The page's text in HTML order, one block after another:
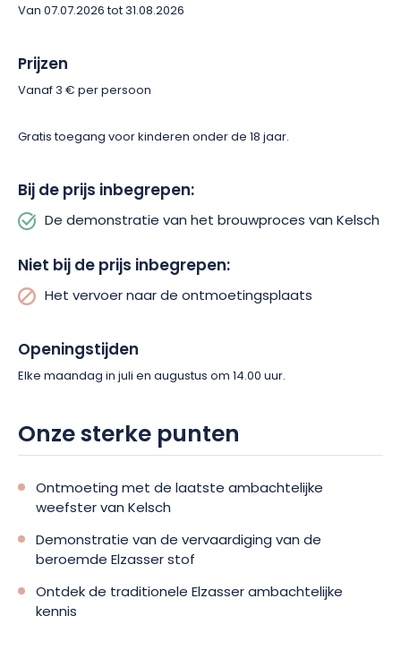
Van 07.07.2026 tot 31.08.2026
Prijzen
Vanaf 3 € per persoon
Gratis toegang voor kinderen onder de 18 jaar.
Bij de prijs inbegrepen:
De demonstratie van het brouwproces van Kelsch
Niet bij de prijs inbegrepen:
Het vervoer naar de ontmoetingsplaats
Openingstijden
Elke maandag in juli en augustus om 14.00 uur.
Onze sterke punten
Ontmoeting met de laatste ambachtelijke
weefster van Kelsch
Demonstratie van de vervaardiging van de
beroemde Elzasser stof
Ontdek de traditionele Elzasser ambachtelijke
kennis